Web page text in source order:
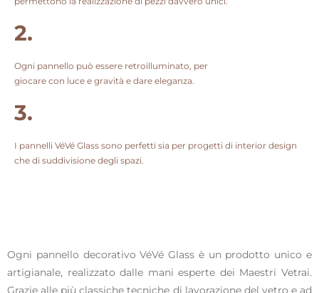
2.
Ogni pannello può essere retroilluminato, per
giocare con luce e gravità e dare eleganza.
3.
I pannelli VéVé Glass sono perfetti sia per progetti di interior design
che di suddivisione degli spazi.
Ogni pannello decorativo VéVé Glass è un prodotto unico e
artigianale, realizzato dalle mani esperte dei Maestri Vetrai.
Grazie alle più classiche tecniche di lavorazione del vetro e ad